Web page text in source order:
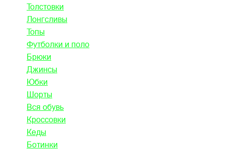
Толстовки
Лонгсливы
Топы
Футболки и поло
Брюки
Джинсы
Юбки
Шорты
Вся обувь
Кроссовки
Кеды
Ботинки